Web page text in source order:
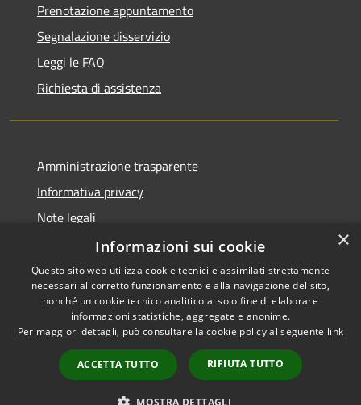
Prenotazione appuntamento
Segnalazione disservizio
Leggi le FAQ
Richiesta di assistenza
Amministrazione trasparente
Informativa privacy
Note legali
Dichiarazione di accessibilità
RSS
Copyright © 2026 • Comune di
Municipium•
Accesso
redazione
×
Informazioni sui cookie
Questo sito web utilizza cookie tecnici e assimilati strettamente
necessari al corretto funzionamento e alla navigazione del sito,
nonché un cookie tecnico analitico al solo fine di elaborare
informazioni statistiche, aggregate e anonime.
Per maggiori dettagli, può consultare la cookie policy al seguente link
ACCETTA TUTTO RIFIUTA TUTTO
MOSTRA DETTAGLI